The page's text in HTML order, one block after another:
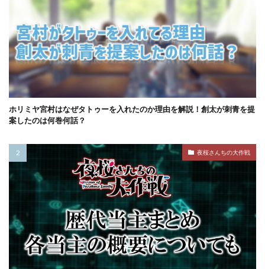
ホリミヤ宮村はなぜタトゥーを入れたのか理由を解説！創太が刺青を提
案したのは何巻何話？
夜桜さんちの大作戦